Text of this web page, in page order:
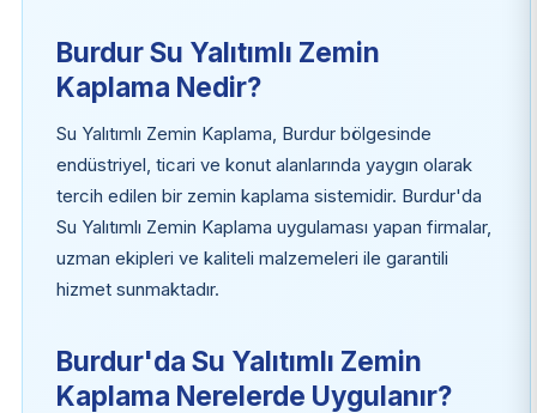
Burdur Su Yalıtımlı Zemin
Kaplama Nedir?
Su Yalıtımlı Zemin Kaplama, Burdur bölgesinde
endüstriyel, ticari ve konut alanlarında yaygın olarak
tercih edilen bir zemin kaplama sistemidir. Burdur'da
Su Yalıtımlı Zemin Kaplama uygulaması yapan firmalar,
uzman ekipleri ve kaliteli malzemeleri ile garantili
hizmet sunmaktadır.
Burdur'da Su Yalıtımlı Zemin
Kaplama Nerelerde Uygulanır?